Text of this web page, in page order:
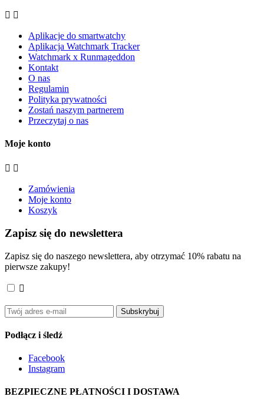
 
Aplikacje do smartwatchy
Aplikacja Watchmark Tracker
Watchmark x Runmageddon
Kontakt
O nas
Regulamin
Polityka prywatności
Zostań naszym partnerem
Przeczytaj o nas
Moje konto
 
Zamówienia
Moje konto
Koszyk
Zapisz się do newslettera
Zapisz się do naszego newslettera, aby otrzymać 10% rabatu na
pierwsze zakupy!

Subskrybuj
Podłącz i śledź
Facebook
Instagram
BEZPIECZNE PŁATNOŚCI I DOSTAWA